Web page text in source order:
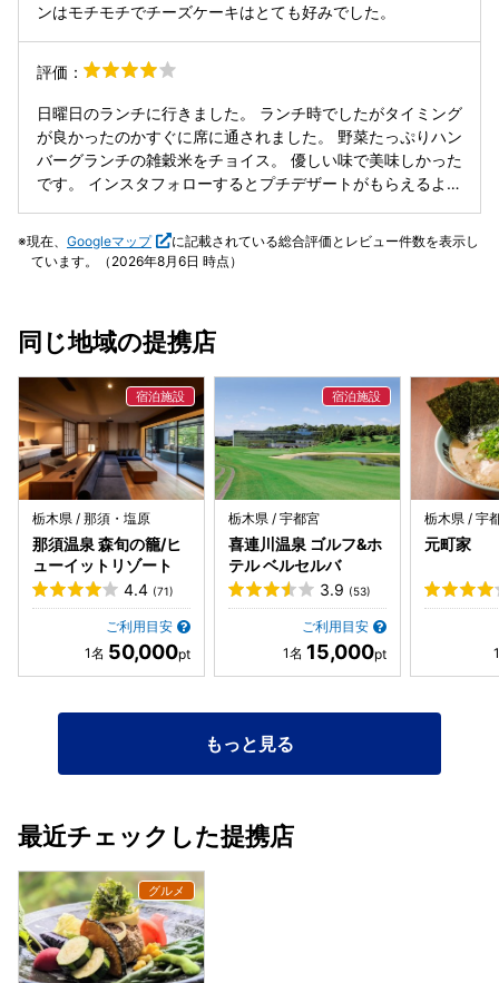
ンはモチモチでチーズケーキはとても好みでした。
評価：
日曜日のランチに行きました。 ランチ時でしたがタイミング
が良かったのかすぐに席に通されました。 野菜たっぷりハン
バーグランチの雑穀米をチョイス。 優しい味で美味しかった
です。 インスタフォローするとプチデザートがもらえるよう
現在、 Googleマップ
に記載されている総合評価とレビュー件数を表示し
ています。（2026年8月6日 時点）
同じ地域の提携店
栃木県 / 那須・塩原
那須温泉 森旬の籠/ヒ
ューイットリゾート
4.4 (71)
ご利用目安
50,000
栃木県 / 宇都宮
喜連川温泉 ゴルフ&ホ
テル ベルセルバ
3.9 (53)
ご利用目安
15,000
栃木県 / 宇
元町家
もっと見る
最近チェックした提携店